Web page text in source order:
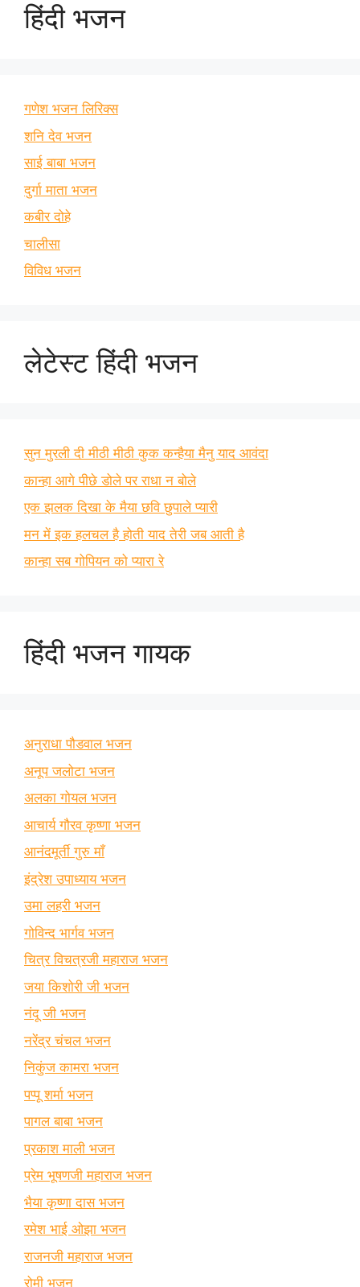
हिंदी भजन
गणेश भजन लिरिक्स
शनि देव भजन
साई बाबा भजन
दुर्गा माता भजन
कबीर दोहे
चालीसा
विविध भजन
लेटेस्ट हिंदी भजन
सुन मुरली दी मीठी मीठी कुक कन्हैया मैनु याद आवंदा
कान्हा आगे पीछे डोले पर राधा न बोले
एक झलक दिखा के मैया छवि छुपाले प्यारी
मन में इक हलचल है होती याद तेरी जब आती है
कान्हा सब गोपियन को प्यारा रे
हिंदी भजन गायक
अनुराधा पौडवाल भजन
अनूप जलोटा भजन
अलका गोयल भजन
आचार्य गौरव कृष्णा भजन
आनंदमूर्ती गुरु माँ
इंद्रेश उपाध्याय भजन
उमा लहरी भजन
गोविन्द भार्गव भजन
चित्र विचत्रजी महाराज भजन
जया किशोरी जी भजन
नंदू जी भजन
नरेंद्र चंचल भजन
निकुंज कामरा भजन
पप्पू शर्मा भजन
पागल बाबा भजन
प्रकाश माली भजन
प्रेम भूषणजी महाराज भजन
भैया कृष्णा दास भजन
रमेश भाई ओझा भजन
राजनजी महाराज भजन
रोमी भजन